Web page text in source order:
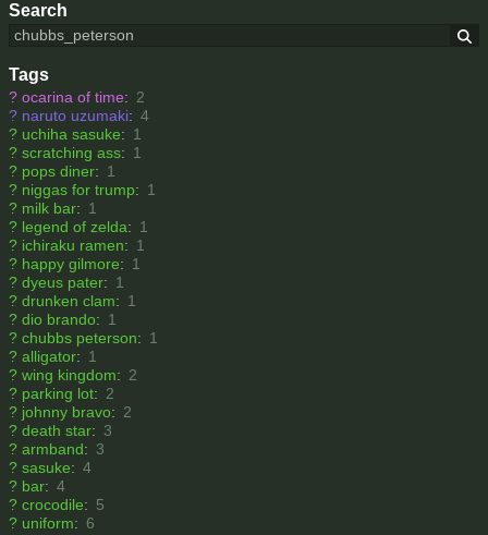
Search
Tags
? ocarina of time: 2
? naruto uzumaki: 4
? uchiha sasuke: 1
? scratching ass: 1
? pops diner: 1
? niggas for trump: 1
? milk bar: 1
? legend of zelda: 1
? ichiraku ramen: 1
? happy gilmore: 1
? dyeus pater: 1
? drunken clam: 1
? dio brando: 1
? chubbs peterson: 1
? alligator: 1
? wing kingdom: 2
? parking lot: 2
? johnny bravo: 2
? death star: 3
? armband: 3
? sasuke: 4
? bar: 4
? crocodile: 5
? uniform: 6